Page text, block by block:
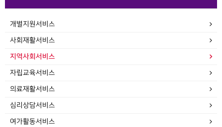
개별지원서비스
사회재활서비스
지역사회서비스
자립교육서비스
의료재활서비스
심리상담서비스
여가활동서비스